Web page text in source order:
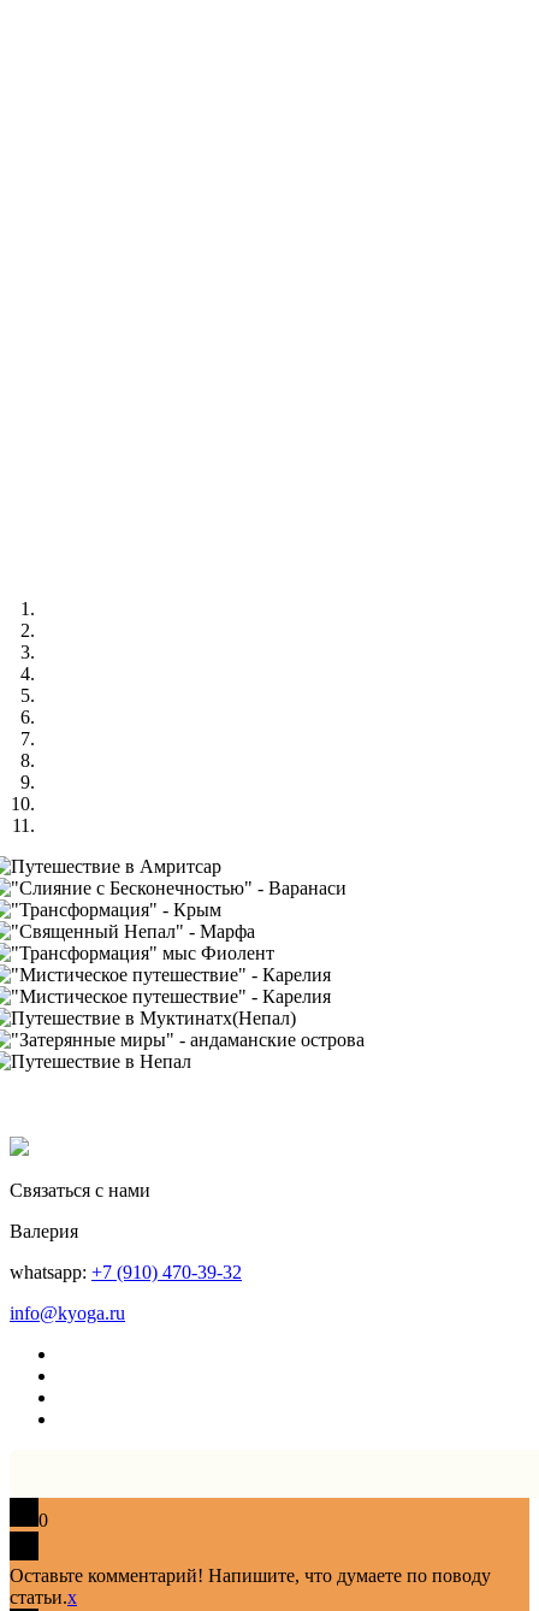
Связаться с нами
Валерия
whatsapp: +7 (910) 470-39-32
info@kyoga.ru
0
Оставьте комментарий! Напишите, что думаете по поводу
статьи.x